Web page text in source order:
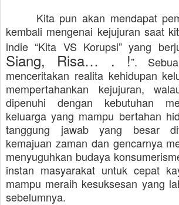
Kita pun akan mendapat
kembali mengenai kejujuran saat
indie “Kita VS Korupsi” yang
Siang, Risa… . !”.
menceritakan realita kehidupan
mempertahankan kejujuran,
dipenuhi dengan kebutuhan
keluarga yang mampu bertahan
tanggung jawab yang besar
kemajuan zaman dan gencarnya
menyuguhkan budaya
instan masyarakat untuk cepat
mampu meraih kesuksesan yang
sebelumnya.